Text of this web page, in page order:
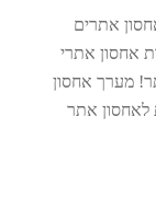
שירותי אחסון אתרים
אחסון אתרי
מערך אחסון
לאחסון אתר